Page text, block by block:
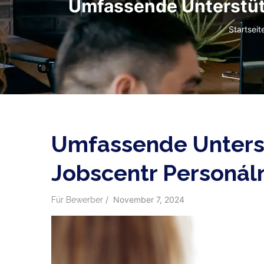
Umfassende
Umfassende
Jobscentr
Für Bewerber / November 7, 2024